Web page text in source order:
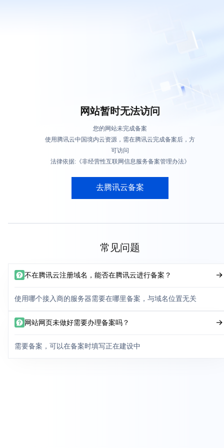
网站暂时无法访问
您的网站未完成备案
使用腾讯云中国境内云资源，需在腾讯云完成备案后，方
可访问
法律依据:《非经营性互联网信息服务备案管理办法》
去腾讯云备案
常见问题
不在腾讯云注册域名，能否在腾讯云进行备案？
使用哪个接入商的服务器需要在哪里备案，与域名位置无关
网站网页未做好需要办理备案吗？
需要备案，可以在备案时填写正在建设中